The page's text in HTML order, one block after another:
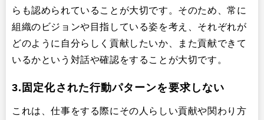
らも認められていることが大切です。そのため、常に
組織のビジョンや目指している姿を考え、それぞれが
どのように自分らしく貢献したいか、また貢献できて
いるかという対話や確認をすることが大切です。
3.固定化された行動パターンを要求しない
これは、仕事をする際にその人らしい貢献や関わり方